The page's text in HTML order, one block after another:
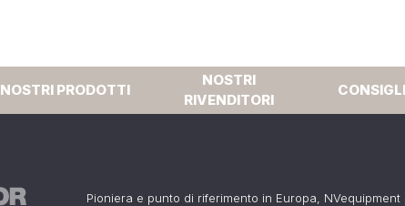
NOSTRI PRODOTTI
NOSTRI
RIVENDITORI
Pioniera e punto di riferimento in Europa,